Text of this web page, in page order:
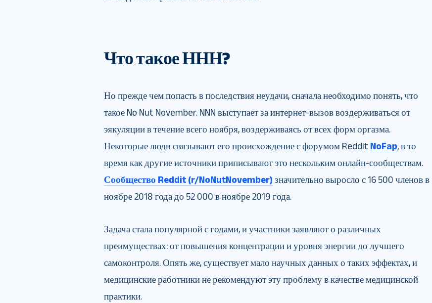
Что такое ННН?
Но прежде чем попасть в последствия неудачи, сначала необходимо понять, что
такое No Nut November. NNN выступает за интернет-вызов воздерживаться от
эякуляции в течение всего ноября, воздерживаясь от всех форм оргазма.
Некоторые люди связывают его происхождение с форумом Reddit NoFap, в то
время как другие источники приписывают это нескольким онлайн-сообществам.
Сообщество Reddit (r/NoNutNovember) значительно выросло с 16 500 членов в
ноябре 2018 года до 52 000 в ноябре 2019 года.
Задача стала популярной с годами, и участники заявляют о различных
преимуществах: от повышения концентрации и уровня энергии до лучшего
самоконтроля. Опять же, существует мало научных данных о таких эффектах, и
медицинские работники не рекомендуют эту проблему в качестве медицинской
практики.